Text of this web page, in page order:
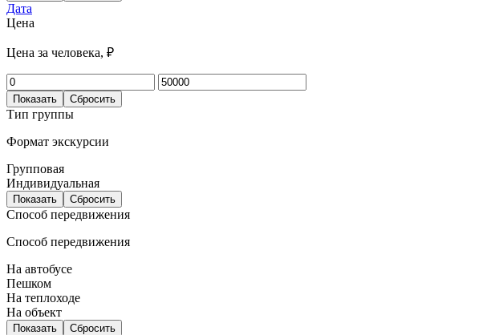
Дата
Цена
Цена за человека, ₽
Показать Сбросить
Тип группы
Формат экскурсии
Групповая
Индивидуальная
Показать Сбросить
Способ передвижения
Способ передвижения
На автобусе
Пешком
На теплоходе
На объект
Показать Сбросить